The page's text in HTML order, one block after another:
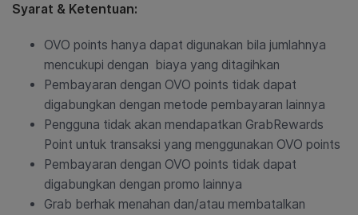
Syarat & Ketentuan:
OVO points hanya dapat digunakan bila jumlahnya
mencukupi dengan biaya yang ditagihkan
Pembayaran dengan OVO points tidak dapat
digabungkan dengan metode pembayaran lainnya
Pengguna tidak akan mendapatkan GrabRewards
Point untuk transaksi yang menggunakan OVO points
Pembayaran dengan OVO points tidak dapat
digabungkan dengan promo lainnya
Grab berhak menahan dan/atau membatalkan